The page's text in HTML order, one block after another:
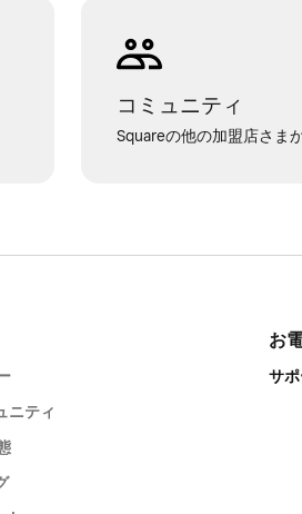
コミュニティ
Squareの他の加盟店さま
ニティ
お
サ